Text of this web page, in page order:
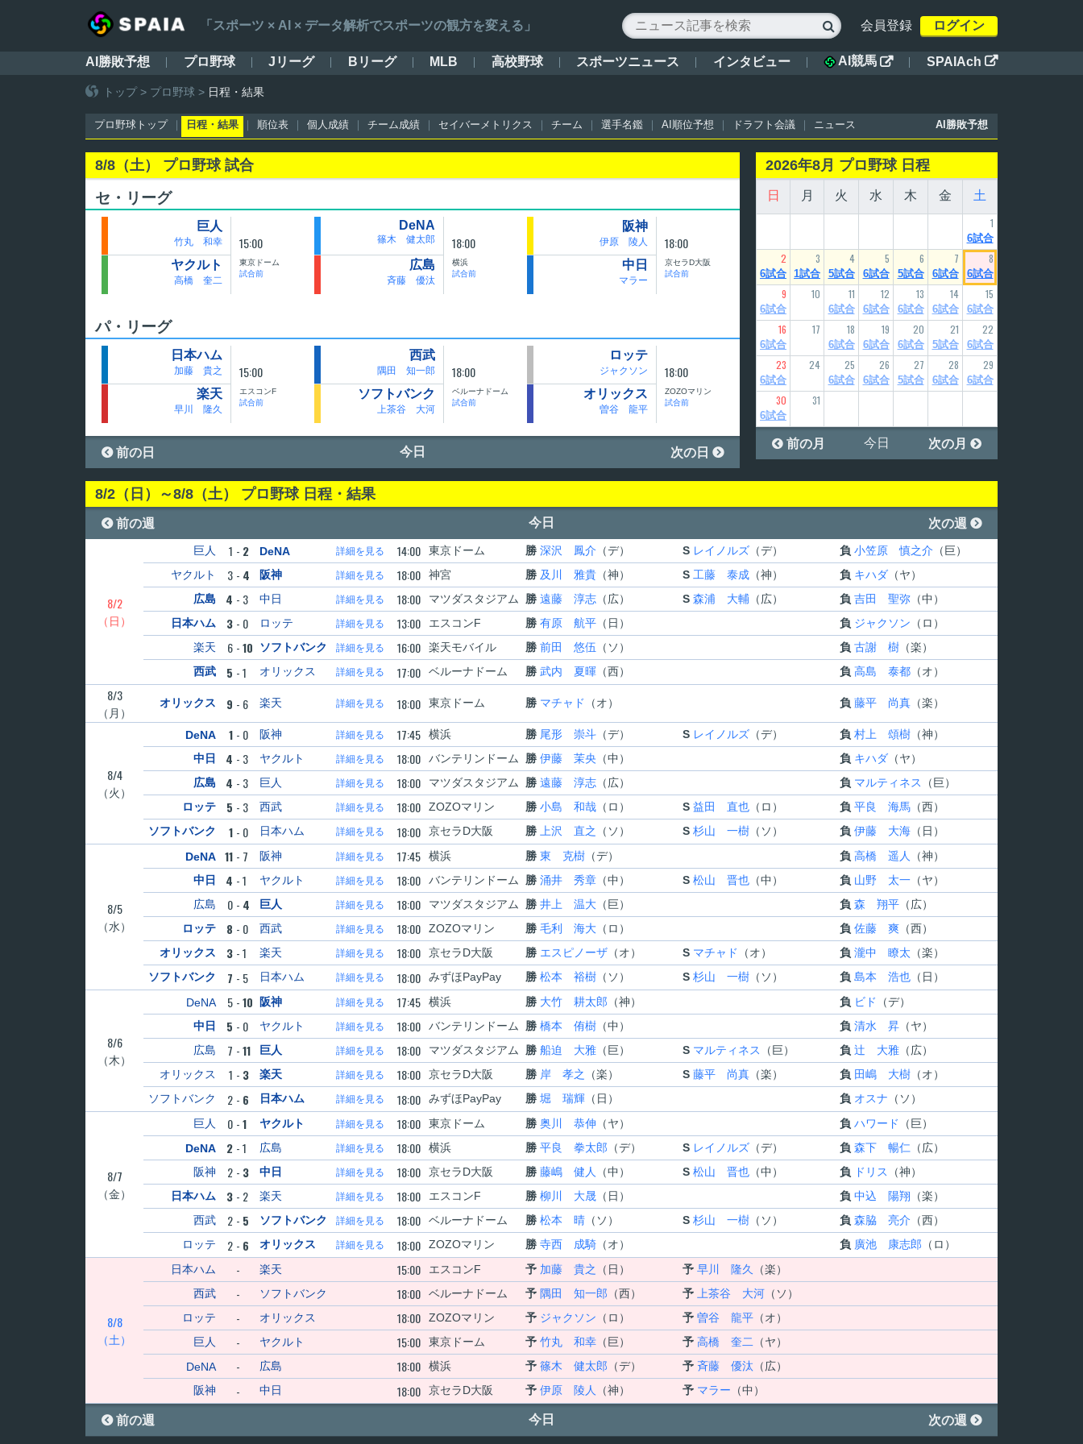
「スポーツ × AI × データ解析でスポーツの観方を変える」  会員登録 ログイン
AI勝敗予想 プロ野球 Jリーグ Bリーグ MLB 高校野球 スポーツニュース インタビュー AI競馬  SPAIAch 
トップ> プロ野球 > 日程・結果
プロ野球トップ 日程・結果 順位表 個人成績 チーム成績 セイバーメトリクス チーム 選手名鑑 AI順位予想 ドラフト会議 ニュース AI勝敗予想
8/8（土） プロ野球 試合
セ・リーグ
巨人
竹丸 和幸
ヤクルト
高橋 奎二
15:00
東京ドーム
試合前
DeNA
篠木 健太郎
広島
斉藤 優汰
18:00
横浜
試合前
阪神
伊原 陵人
中日
マラー
18:00
京セラD大阪
試合前
パ・リーグ
日本ハム
加藤 貴之
楽天
早川 隆久
15:00
エスコンF
試合前
西武
隅田 知一郎
ソフトバンク
上茶谷 大河
18:00
ベルーナドーム
試合前
ロッテ
ジャクソン
オリックス
曽谷 龍平
18:00
ZOZOマリン
試合前
前の日 今日 次の日 
2026年8月 プロ野球 日程
日 月 火 水 木 金
土
1
6試合
2
6試合
3
1試合
4
5試合
5
6試合
6
5試合
7
6試合
8
6試合
9
6試合
10 11
6試合
12
6試合
13
6試合
14
6試合
15
6試合
16
6試合
17 18
6試合
19
6試合
20
6試合
21
5試合
22
6試合
23
6試合
24 25
6試合
26
6試合
27
5試合
28
6試合
29
6試合
30
6試合
31
 前の月 今日 次の月 
8/2（日）～8/8（土） プロ野球 日程・結果
前の週 今日 次の週 
8/2
（日）
巨人 1 - 2 DeNA 詳細を見る 14:00 東京ドーム 勝 深沢 鳳介 （デ） S レイノルズ （デ） 負 小笠原 慎之介 （巨）
ヤクルト
3 - 4 阪神 詳細を見る 18:00 神宮 勝 及川 雅貴 （神） S 工藤 泰成 （神） 負 キハダ （ヤ）
広島
4 - 3 中日 詳細を見る 18:00 マツダスタジアム 勝 遠藤 淳志 （広） S 森浦 大輔 （広） 負 吉田 聖弥 （中）
日本ハム
3 - 0 ロッテ 詳細を見る 13:00 エスコンF 勝 有原 航平 （日） 負 ジャクソン （ロ）
楽天
6 -10 ソフトバンク 詳細を見る 16:00 楽天モバイル 勝 前田 悠伍 （ソ） 負 古謝 樹 （楽）
西武
5 -1 オリックス 詳細を見る 17:00 ベルーナドーム 勝 武内 夏暉 （西） 負 高島 泰都 （オ）
8/3
（月）
オリックス 9 - 6 楽天 詳細を見る 18:00 東京ドーム 勝 マチャド （オ） 負 藤平 尚真 （楽）
8/4
（火）
DeNA 1 - 0 阪神 詳細を見る 17:45 横浜 勝 尾形 崇斗 （デ） S レイノルズ （デ） 負 村上 頌樹 （神）
中日
4 - 3 ヤクルト 詳細を見る 18:00 バンテリンドーム 勝 伊藤 茉央 （中） 負 キハダ （ヤ）
広島
4 - 3 巨人 詳細を見る 18:00 マツダスタジアム 勝 遠藤 淳志 （広） 負 マルティネス
（巨）
ロッテ
5 - 3 西武 詳細を見る 18:00 ZOZOマリン 勝 小島 和哉 （ロ） S 益田 直也 （ロ） 負 平良 海馬 （西）
ソフトバンク
1 - 0 日本ハム 詳細を見る 18:00 京セラD大阪 勝 上沢 直之 （ソ） S 杉山 一樹 （ソ） 負 伊藤 大海 （日）
8/5
（水）
DeNA 11 - 7 阪神 詳細を見る 17:45 横浜 勝 東 克樹 （デ） 負 高橋 遥人
（神）
中日
4 -1 ヤクルト 詳細を見る 18:00 バンテリンドーム 勝 涌井 秀章 （中） S 松山 晋也 （中） 負 山野 太一 （ヤ）
広島
0 - 4 巨人 詳細を見る 18:00 マツダスタジアム 勝 井上 温大 （巨） 負 森 翔平 （広）
ロッテ
8 - 0 西武 詳細を見る 18:00 ZOZOマリン 勝 毛利 海大 （ロ） 負 佐藤 爽 （西）
オリックス
3 -1 楽天 詳細を見る 18:00 京セラD大阪 勝 エスピノーザ （オ） S マチャド （オ） 負 瀧中 瞭太 （楽）
ソフトバンク
7 - 5 日本ハム 詳細を見る 18:00 みずほPayPay 勝 松本 裕樹 （ソ） S 杉山 一樹 （ソ） 負 島本 浩也 （日）
8/6
（木）
DeNA 5 -10 阪神 詳細を見る 17:45 横浜 勝 大竹 耕太郎 （神） 負 ビド
（デ）
中日
5 - 0 ヤクルト 詳細を見る 18:00 バンテリンドーム 勝 橋本 侑樹 （中） 負 清水 昇 （ヤ）
広島
7 -11 巨人 詳細を見る 18:00 マツダスタジアム 勝 船迫 大雅 （巨） S マルティネス （巨） 負 辻 大雅 （広）
オリックス
1 - 3 楽天 詳細を見る 18:00 京セラD大阪 勝 岸 孝之 （楽） S 藤平 尚真 （楽） 負 田嶋 大樹 （オ）
ソフトバンク
2 - 6 日本ハム 詳細を見る 18:00 みずほPayPay 勝 堀 瑞輝 （日） 負 オスナ （ソ）
8/7
（金）
巨人 0 -1 ヤクルト 詳細を見る 18:00 東京ドーム 勝 奥川 恭伸 （ヤ） 負 ハワード
（巨）
DeNA
2 -1 広島 詳細を見る 18:00 横浜 勝 平良 拳太郎 （デ） S レイノルズ （デ） 負 森下 暢仁 （広）
阪神
2 - 3 中日 詳細を見る 18:00 京セラD大阪 勝 藤嶋 健人 （中） S 松山 晋也 （中） 負 ドリス
（神）
日本ハム
3 - 2 楽天 詳細を見る 18:00 エスコンF 勝 柳川 大晟 （日） 負 中込 陽翔 （楽）
西武
2 - 5 ソフトバンク 詳細を見る 18:00 ベルーナドーム 勝 松本 晴 （ソ） S 杉山 一樹 （ソ） 負 森脇 亮介 （西）
ロッテ
2 - 6 オリックス 詳細を見る 18:00 ZOZOマリン 勝 寺西 成騎 （オ） 負 廣池 康志郎 （ロ）
8/8
（土）
日本ハム - 楽天 15:00 エスコンF 予 加藤 貴之 （日） 予 早川 隆久
（楽）
西武
- ソフトバンク 18:00 ベルーナドーム 予 隅田 知一郎 （西） 予 上茶谷 大河 （ソ）
ロッテ
- オリックス 18:00 ZOZOマリン 予 ジャクソン （ロ） 予 曽谷 龍平 （オ）
巨人
- ヤクルト 15:00 東京ドーム 予 竹丸 和幸 （巨） 予 高橋 奎二
（ヤ）
DeNA
- 広島 18:00 横浜 予 篠木 健太郎 （デ） 予 斉藤 優汰 （広）
阪神
- 中日 18:00 京セラD大阪 予 伊原 陵人 （神） 予 マラー （中）
前の週 今日 次の週 